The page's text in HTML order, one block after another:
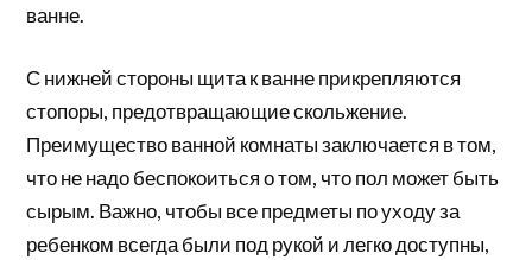
ванне.
С нижней стороны щита к ванне прикрепляются
стопоры, предотвращающие скольжение.
Преимущество ванной комнаты заключается в том,
что не надо беспокоиться о том, что пол может быть
сырым. Важно, чтобы все предметы по уходу за
ребенком всегда были под рукой и легко доступны,